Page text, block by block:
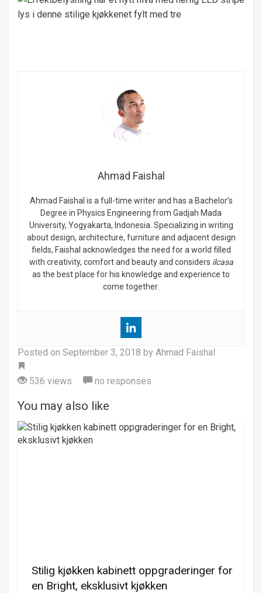
Ahmad Faishal
Ahmad Faishal is a full-time writer and has a Bachelor’s
Degree in Physics Engineering from Gadjah Mada
University, Yogyakarta, Indonesia. Specializing in writing
about design, architecture, furniture and adjacent design
fields, Faishal acknowledges the need for a world filled
with creativity, comfort and beauty and considers ilcasa
as the best place for his knowledge and experience to
come together.
Posted on September 3, 2018 by Ahmad Faishal
536 views
no responses
You may also like
Stilig kjøkken kabinett oppgraderinger for
en Bright, eksklusivt kjøkken